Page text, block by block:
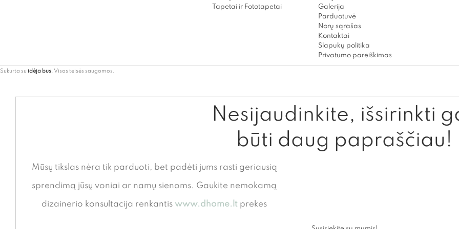
Tapetai ir Fototapetai
Galerija
Parduotuvė
Norų sąrašas
Kontaktai
Slapukų politika
Privatumo pareiškimas
Sukurta su idėja bus . Visos teisės saugomos.
Nesijaudinkite, išsirinkti
būti daug papraščiau!
Mūsų tikslas nėra tik parduoti, bet padėti jums rasti geriausią
sprendimą jūsų voniai ar namų sienoms. Gaukite nemokamą
dizainerio konsultacija renkantis www.dhome.lt prekes